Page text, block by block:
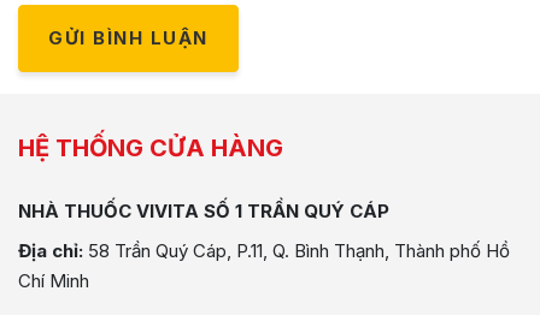
GỬI BÌNH LUẬN
HỆ THỐNG CỬA HÀNG
NHÀ THUỐC VIVITA SỐ 1 TRẦN QUÝ CÁP
Địa chỉ: 58 Trần Quý Cáp, P.11, Q. Bình Thạnh, Thành phố Hồ
Chí Minh